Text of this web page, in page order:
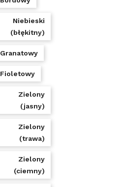
Niebieski
(błękitny)
Granatowy
Fioletowy
Zielony
(jasny)
Zielony
(trawa)
Zielony
(ciemny)